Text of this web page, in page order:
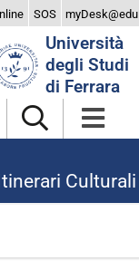
SOS myDesk@edu
Università
degli Studi
di Ferrara
Culturali